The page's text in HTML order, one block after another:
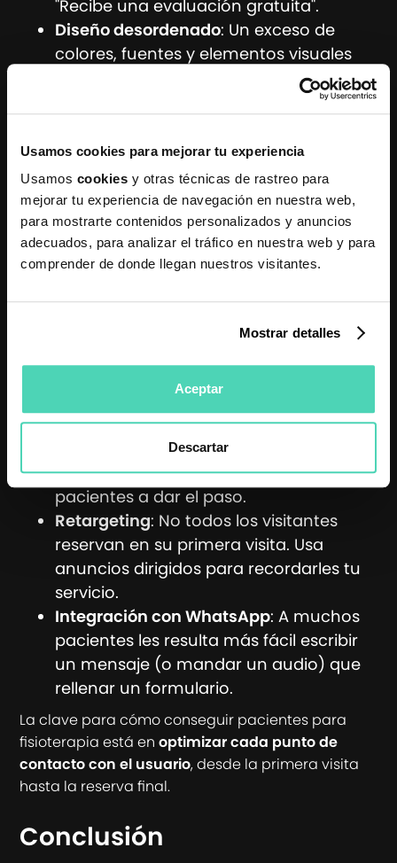
Usamos cookies para mejorar tu experiencia
Usamos cookies y otras técnicas de rastreo para
mejorar tu experiencia de navegación en nuestra web,
para mostrarte contenidos personalizados y anuncios
adecuados, para analizar el tráfico en nuestra web y para
comprender de donde llegan nuestros visitantes.
Mostrar detalles
Aceptar
Descartar
"Recibe una evaluación gratuita".
Diseño desordenado: Un exceso de
colores, fuentes y elementos visuales
solo confunde. Mantenlo simple y claro.
Evitar estos errores hará que tu página sea más
reales.
Cómo mejorar la
captación de pacientes
Si ya tienes una landing page, pero no estás
ellas genera más reservas.
Ofertas y descuentos: Un incentivo,
como una primera sesión con
descuento, puede animar a más
pacientes a dar el paso.
Retargeting: No todos los visitantes
reservan en su primera visita. Usa
anuncios dirigidos para recordarles tu
servicio.
Integración con WhatsApp: A muchos
pacientes les resulta más fácil escribir
un mensaje (o mandar un audio) que
rellenar un formulario.
La clave para cómo conseguir pacientes para
fisioterapia está enoptimizar cada punto de
contacto con el usuario, desde la primera visita
hasta la reserva final.
Conclusión